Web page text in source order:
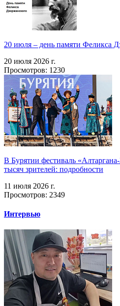
20 июля – день памяти Феликса
20 июля 2026 г.
Просмотров: 1230
В Бурятии фестиваль
тысяч зрителей: подробности
11 июля 2026 г.
Просмотров: 2349
Интервью